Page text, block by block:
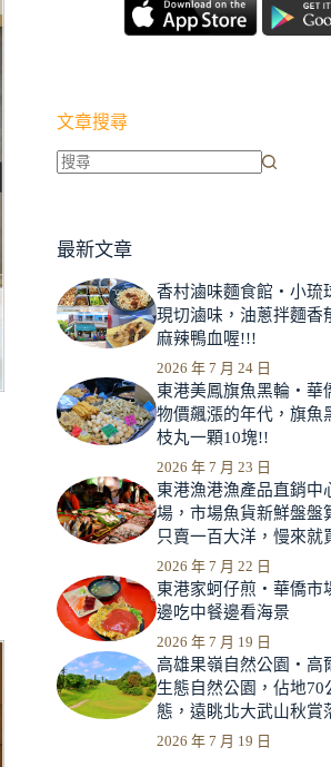
文章搜尋
到
合
條
結
果
最新文章
香村滷味麵食館‧小琉
現切滷味，油蔥拌麵香
麻辣鴨血喔!!!
2026 年 7 月 24 日
東港美鳳旗魚黑輪‧華
物價飆漲的年代，旗魚
枝丸一顆10塊!!
2026 年 7 月 23 日
東港漁港漁產品直銷
場，市場魚貨新鮮盤盤
只賣一百大洋，慢來就
2026 年 7 月 22 日
東港家蚵仔煎‧華僑市
邊吃中餐邊看海景
2026 年 7 月 19 日
高雄果嶺自然公園‧高
生態自然公園，佔地70
態，遠眺北大武山秋賞
2026 年 7 月 19 日